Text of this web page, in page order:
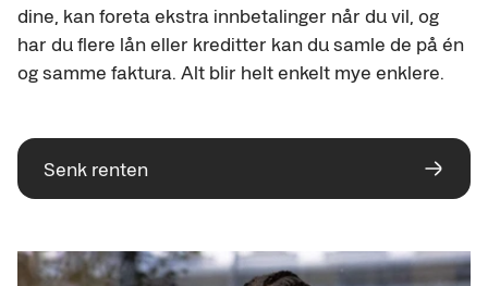
dine, kan foreta ekstra innbetalinger når du vil, og
har du flere lån eller kreditter kan du samle de på én
og samme faktura. Alt blir helt enkelt mye enklere.
Senk renten